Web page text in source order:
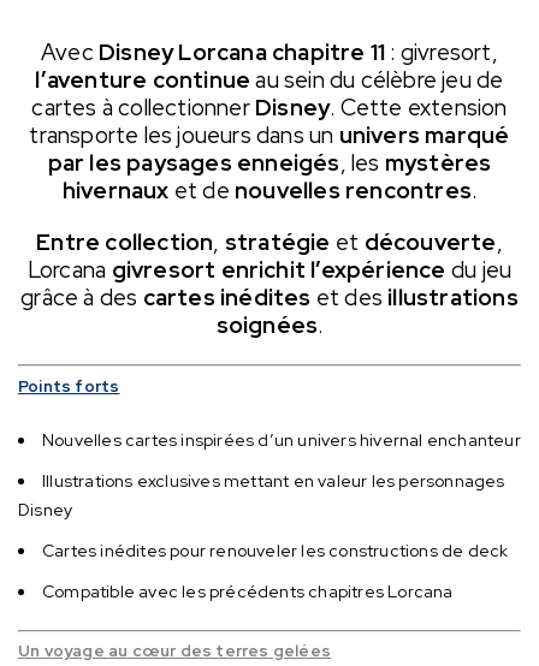
Avec Disney Lorcana chapitre 11 : givresort,
l’aventure continue au sein du célèbre jeu de
cartes à collectionner Disney. Cette extension
transporte les joueurs dans un univers marqué
par les paysages enneigés, les mystères
hivernaux et de nouvelles rencontres.
Entre collection, stratégie et découverte,
Lorcana givresort enrichit l’expérience du jeu
grâce à des cartes inédites et des illustrations
soignées.
Points forts
Nouvelles cartes inspirées d’un univers hivernal enchanteur
Illustrations exclusives mettant en valeur les personnages
Disney
Cartes inédites pour renouveler les constructions de deck
Compatible avec les précédents chapitres Lorcana
Un voyage au cœur des terres gelées